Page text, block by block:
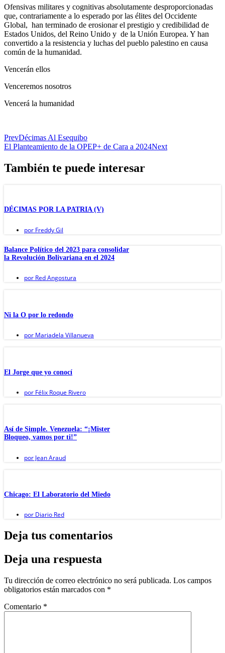
Ofensivas militares y cognitivas absolutamente desproporcionadas
que, contrariamente a lo esperado por las élites del Occidente
Global, han terminado de erosionar el prestigio y credibilidad de
Estados Unidos, del Reino Unido y de la Unión Europea. Y han
convertido a la resistencia y luchas del pueblo palestino en causa
común de la humanidad.
Vencerán ellos
Venceremos nosotros
Vencerá la humanidad
PrevDécimas Al Esequibo
El Planteamiento de la OPEP+ de Cara a 2024Next
También te puede interesar
DÉCIMAS POR LA PATRIA (V)
por Freddy Gil
Balance Político del 2023 para consolidar
la Revolución Bolivariana en el 2024
por Red Angostura
Ni la O por lo redondo
por Mariadela Villanueva
El Jorge que yo conocí
por Félix Roque Rivero
Así de Simple. Venezuela: “¡Mister
Bloqueo, vamos por ti!”
por Jean Araud
Chicago: El Laboratorio del Miedo
por Diario Red
Deja tus comentarios
Deja una respuesta
Tu dirección de correo electrónico no será publicada. Los campos
obligatorios están marcados con *
Comentario *